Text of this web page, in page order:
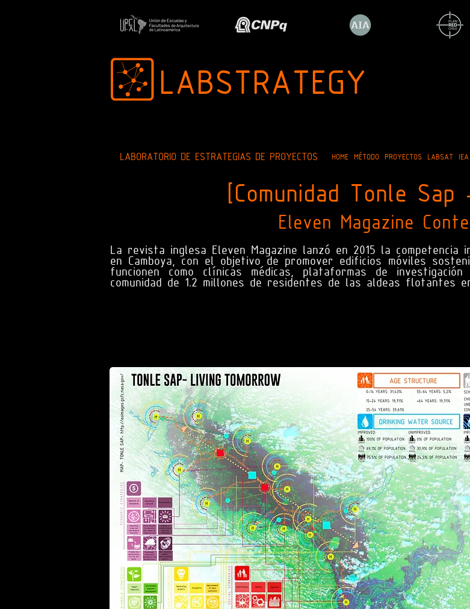
LABSTRATEGY
LABORATORIO DE ESTRATEGIAS DE PROYECTOS HOME MÉTODO PROYECTOS LABSAT
[Comunidad Tonle Sap
Eleven Magazine
La revista inglesa Eleven Magazine lanzó en 2015 la
en Camboya, con el objetivo de promover edificios móviles
funcionen como clínicas médicas, plataformas de
comunidad de 1.2 millones de residentes de las aldeas flotantes